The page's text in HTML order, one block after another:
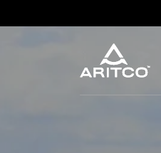
เครื่องมือและเอกสาร